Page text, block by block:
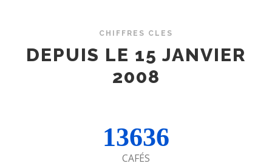
CHIFFRES CLES
DEPUIS LE 15 JANVIER
2008
13636
CAFÉS